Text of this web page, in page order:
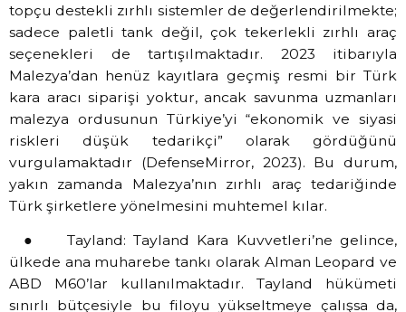
topçu destekli zırhlı sistemler de değerlendirilmekte;
sadece paletli tank değil, çok tekerlekli zırhlı araç
seçenekleri de tartışılmaktadır. 2023 itibarıyla
Malezya’dan henüz kayıtlara geçmiş resmi bir Türk
kara aracı siparişi yoktur, ancak savunma uzmanları
malezya ordusunun Türkiye’yi “ekonomik ve siyasi
riskleri düşük tedarikçi” olarak gördüğünü
vurgulamaktadır (DefenseMirror, 2023). Bu durum,
yakın zamanda Malezya’nın zırhlı araç tedariğinde
Türk şirketlere yönelmesini muhtemel kılar.
● Tayland: Tayland Kara Kuvvetleri’ne gelince,
ülkede ana muharebe tankı olarak Alman Leopard ve
ABD M60’lar kullanılmaktadır. Tayland hükümeti
sınırlı bütçesiyle bu filoyu yükseltmeye çalışsa da,